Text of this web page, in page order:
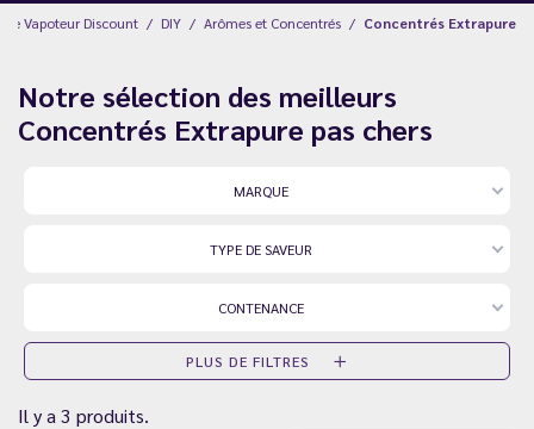
Le Vapoteur Discount DIY Arômes et Concentrés Concentrés Extrapure
Notre sélection des meilleurs
Concentrés Extrapure pas chers
MARQUE
TYPE DE SAVEUR
CONTENANCE
PLUS DE FILTRES
Il y a 3 produits.